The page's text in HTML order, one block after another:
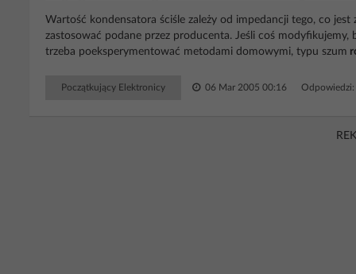
Wartość kondensatora ściśle zależy od impedancji tego, co
zastosować podane przez producenta. Jeśli coś
trzeba poeksperymentować metodami domowymi, typu szum
Początkujący Elektronicy 06 Mar 2005 00:16